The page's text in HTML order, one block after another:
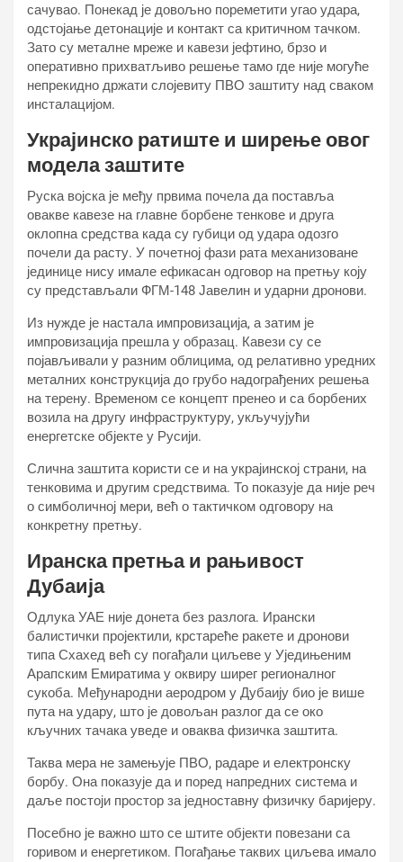
сачувао. Понекад је довољно пореметити угао удара,
одстојање детонације и контакт са критичном тачком.
Зато су металне мреже и кавези јефтино, брзо и
оперативно прихватљиво решење тамо где није могуће
непрекидно држати слојевиту ПВО заштиту над сваком
инсталацијом.
Украјинско ратиште и ширење овог
модела заштите
Руска војска је међу првима почела да поставља
овакве кавезе на главне борбене тенкове и друга
оклопна средства када су губици од удара одозго
почели да расту. У почетној фази рата механизоване
јединице нису имале ефикасан одговор на претњу коју
су представљали ФГМ-148 Јавелин и ударни дронови.
Из нужде је настала импровизација, а затим је
импровизација прешла у образац. Кавези су се
појављивали у разним облицима, од релативно уредних
металних конструкција до грубо надограђених решења
на терену. Временом се концепт пренео и са борбених
возила на другу инфраструктуру, укључујући
енергетске објекте у Русији.
Слична заштита користи се и на украјинској страни, на
тенковима и другим средствима. То показује да није реч
о симболичној мери, већ о тактичком одговору на
конкретну претњу.
Иранска претња и рањивост
Дубаија
Одлука УАЕ није донета без разлога. Ирански
балистички пројектили, крстареће ракете и дронови
типа Схахед већ су погађали циљеве у Уједињеним
Арапским Емиратима у оквиру ширег регионалног
сукоба. Међународни аеродром у Дубаију био је више
пута на удару, што је довољан разлог да се око
кључних тачака уведе и оваква физичка заштита.
Таква мера не замењује ПВО, радаре и електронску
борбу. Она показује да и поред напредних система и
даље постоји простор за једноставну физичку баријеру.
Посебно је важно што се штите објекти повезани са
горивом и енергетиком. Погађање таквих циљева имало